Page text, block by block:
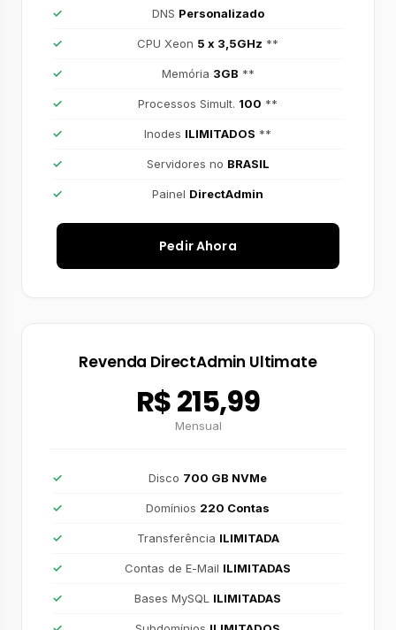
DNS Personalizado
CPU Xeon 5 x 3,5GHz **
Memória 3GB **
Processos Simult. 100 **
Inodes ILIMITADOS **
Servidores no BRASIL
Painel DirectAdmin
Pedir Ahora
Revenda DirectAdmin Ultimate
R$ 215,99
Mensual
Disco 700 GB NVMe
Domínios 220 Contas
Transferência ILIMITADA
Contas de E-Mail ILIMITADAS
Bases MySQL ILIMITADAS